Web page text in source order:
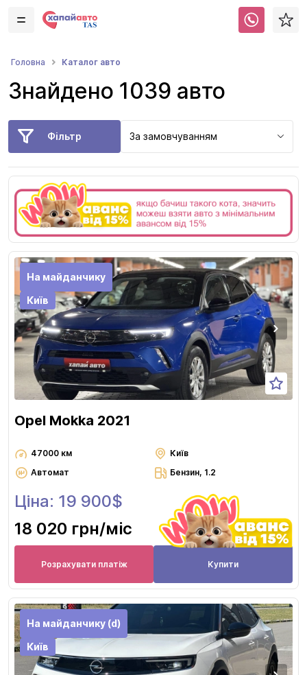
Головна Каталог авто
Знайдено 1039 авто
Фільтр За замовчуванням
На майданчику
Київ
Opel Mokka 2021
47000 км
Київ
Автомат
Бензин, 1.2
Ціна: 19 900$
18 020 грн/міс
Розрахувати платіж Купити
На майданчику (d)
Київ